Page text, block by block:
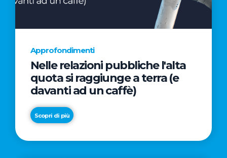
Approfondimenti
Nelle relazioni pubbliche l'alta
quota si raggiunge a terra (e
davanti ad un caffè)
Scopri di più